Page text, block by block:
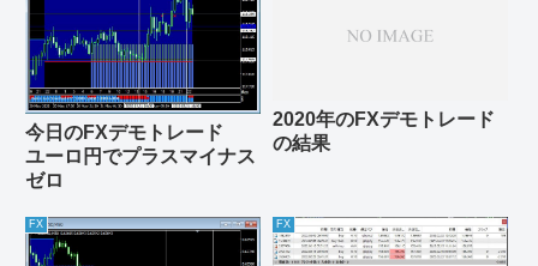
今日のFXデモトレード
ユーロ円でプラスマイナス
ゼロ
2020年のFXデモトレード
の結果
FX FX